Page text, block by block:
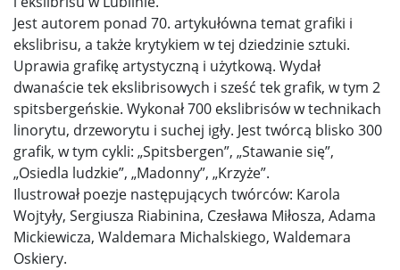
Jest autorem ponad 70. artykułówna temat grafiki i
ekslibrisu, a także krytykiem w tej dziedzinie sztuki.
Uprawia grafikę artystyczną i użytkową. Wydał
dwanaście tek ekslibrisowych i sześć tek grafik, w tym 2
spitsbergeńskie. Wykonał 700 ekslibrisów w technikach
linorytu, drzeworytu i suchej igły. Jest twórcą blisko 300
grafik, w tym cykli: „Spitsbergen”, „Stawanie się”,
„Osiedla ludzkie”, „Madonny”, „Krzyże”.
Ilustrował poezje następujących twórców: Karola
Wojtyły, Sergiusza Riabinina, Czesława Miłosza, Adama
Mickiewicza, Waldemara Michalskiego, Waldemara
Oskiery.